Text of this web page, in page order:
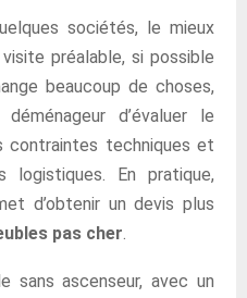
sociétés, le mieux
préalable, si possible
beaucoup de choses,
d’évaluer le
contraintes techniques et
logistiques. En pratique,
d’obtenir un devis plus
pas cher
sans ascenseur, avec un